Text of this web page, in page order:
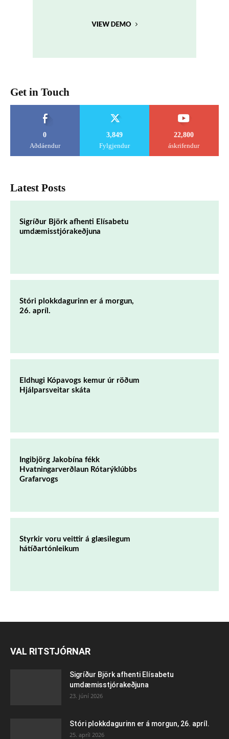
Get in Touch
0
Aðdáendur
3,849
Fylgjendur
22,800
áskrifendur
Latest Posts
Sigríður Björk afhenti Elísabetu
umdæmisstjórakeðjuna
Stóri plokkdagurinn er á morgun,
26. apríl.
Eldhugi Kópavogs kemur úr röðum
Hjálparsveitar skáta
Ingibjörg Jakobína fékk
Hvatningarverðlaun Rótarýklúbbs
Grafarvogs
Styrkir voru veittir á glæsilegum
hátíðartónleikum
VAL RITSTJÓRNAR
Sigríður Björk afhenti Elísabetu
umdæmisstjórakeðjuna
23. júní 2026
Stóri plokkdagurinn er á morgun, 26. apríl.
25. apríl 2026